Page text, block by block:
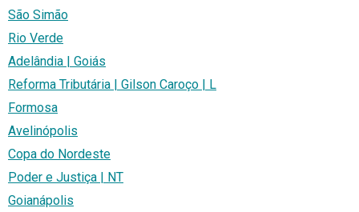
São Simão
Rio Verde
Adelândia | Goiás
Reforma Tributária | Gilson Caroço | L
Formosa
Avelinópolis
Copa do Nordeste
Poder e Justiça | NT
Goianápolis